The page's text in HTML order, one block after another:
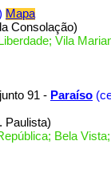
Mapa
Consolação)
Vila
91 - Paraíso
Paulista)
Bela Vista;